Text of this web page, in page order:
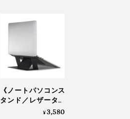
《ノートパソコンス
タンド／レザータッ
チ》薄さ3ミリ！目
¥3,580